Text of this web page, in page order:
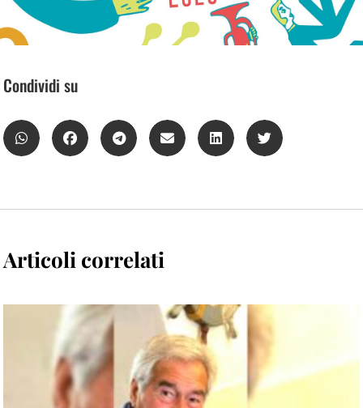
Condividi su
Articoli correlati